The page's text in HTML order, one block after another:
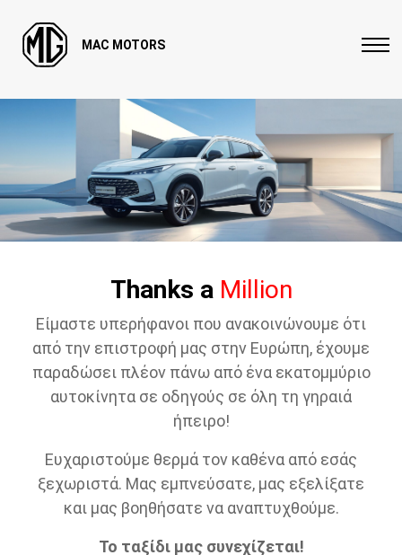
MAC MOTORS
Thanks a Million
Είμαστε υπερήφανοι που ανακοινώνουμε ότι
από την επιστροφή μας στην Ευρώπη, έχουμε
παραδώσει πλέον πάνω από ένα εκατομμύριο
αυτοκίνητα σε οδηγούς σε όλη τη γηραιά
ήπειρο!
Ευχαριστούμε θερμά τον καθένα από εσάς
ξεχωριστά. Μας εμπνεύσατε, μας εξελίξατε
και μας βοηθήσατε να αναπτυχθούμε.
Το ταξίδι μας συνεχίζεται!